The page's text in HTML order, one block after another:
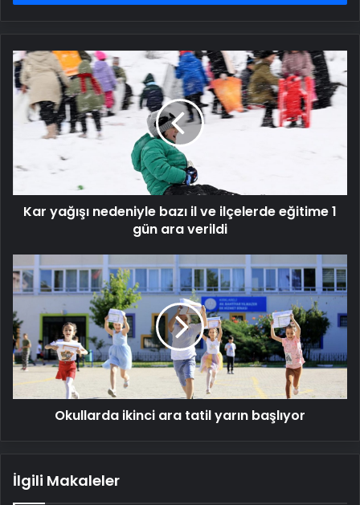
Kar
yağışı
nedeniyle
bazı
1
günKar yağışı nedeniyle bazı il ve ilçelerde eğitime 1
gün ara verildi
ikinci
ara
tatil
yarın
başlıyor
Okullarda ikinci ara tatil yarın başlıyor
İlgili Makaleler